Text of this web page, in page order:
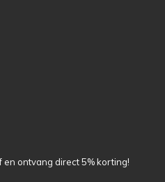
ontvang direct 5% korting!